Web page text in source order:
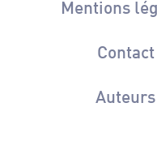
Mentions
Contact
Auteurs